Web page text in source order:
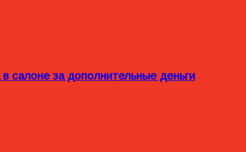
за дополнительные деньги